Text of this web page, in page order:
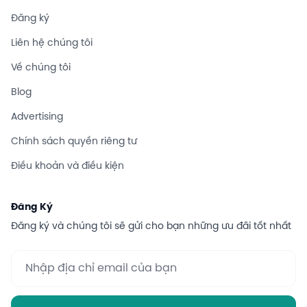
Đăng ký
Liên hệ chúng tôi
Về chúng tôi
Blog
Advertising
Chính sách quyền riêng tư
Điều khoản và điều kiện
Đăng Ký
Đăng ký và chúng tôi sẽ gửi cho bạn những ưu đãi tốt nhất